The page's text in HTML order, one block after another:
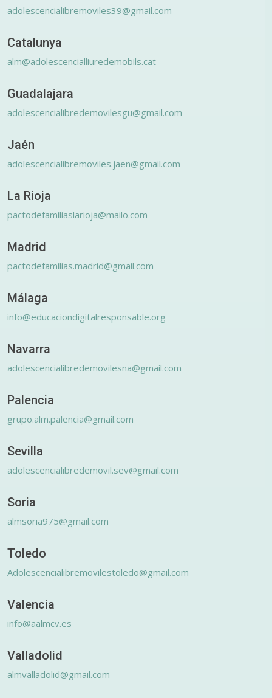
adolescencialibremoviles39@gmail.com
Catalunya
alm@adolescencialliuredemobils.cat
Guadalajara
adolescencialibredemovilesgu@gmail.com
Jaén
adolescencialibremoviles.jaen@gmail.com
La Rioja
pactodefamiliaslarioja@mailo.com
Madrid
pactodefamilias.madrid@gmail.com
Málaga
info@educaciondigitalresponsable.org
Navarra
adolescencialibredemovilesna@gmail.com
Palencia
grupo.alm.palencia@gmail.com
Sevilla
adolescencialibredemovil.sev@gmail.com
Soria
almsoria975@gmail.com
Toledo
Adolescencialibremovilestoledo@gmail.com
Valencia
info@aalmcv.es
Valladolid
almvalladolid@gmail.com